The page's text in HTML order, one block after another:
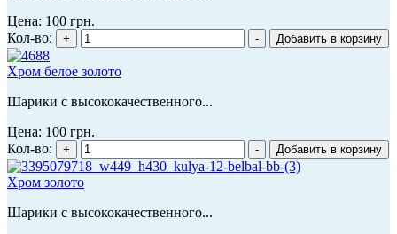
Цена: 100 грн.
Кол-во:
Хром белое золото
Шарики с высококачественного...
Цена: 100 грн.
Кол-во:
Хром золото
Шарики с высококачественного...